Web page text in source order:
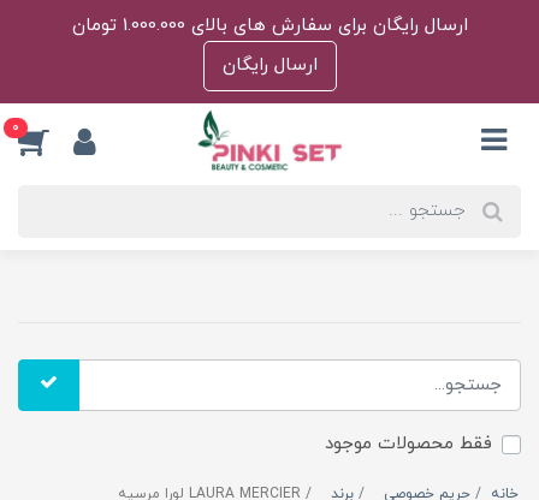
ارسال رایگان برای سفارش های بالای 1.000.000 تومان
ارسال رایگان
0
فقط محصولات موجود
خانه حریم خصوصی برند LAURA MERCIER لورا مرسیه